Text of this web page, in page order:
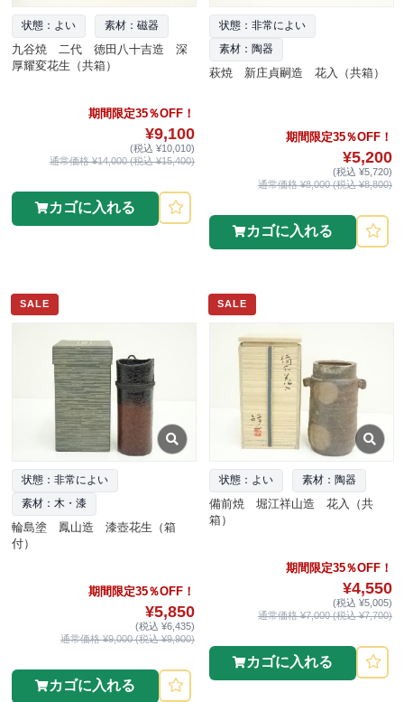
状態：よい 素材：磁器
九谷焼 二代 徳田八十吉造 深
厚耀変花生（共箱）
期間限定35％OFF！
¥9,100
(税込 ¥10,010)
通常価格 ¥14,000 (税込 ¥15,400)
カゴに入れる
状態：非常によい
素材：陶器
萩焼 新庄貞嗣造 花入（共箱）
期間限定35％OFF！
¥5,200
(税込 ¥5,720)
通常価格 ¥8,000 (税込 ¥8,800)
カゴに入れる
SALE
状態：非常によい
素材：木・漆
輪島塗 鳳山造 漆壺花生（箱
付）
期間限定35％OFF！
¥5,850
(税込 ¥6,435)
通常価格 ¥9,000 (税込 ¥9,900)
カゴに入れる
SALE
状態：よい 素材：陶器
備前焼 堀江祥山造 花入（共
箱）
期間限定35％OFF！
¥4,550
(税込 ¥5,005)
通常価格 ¥7,000 (税込 ¥7,700)
カゴに入れる